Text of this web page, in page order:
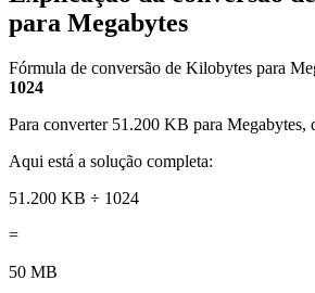
para Megabytes
Fórmula de conversão de Kilobytes para
1024
Para converter 51.200 KB para Megabytes,
Aqui está a solução completa:
51.200 KB ÷ 1024
=
50 MB